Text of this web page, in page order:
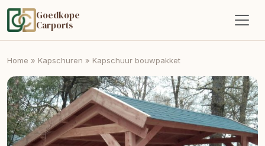
Goedkope
Carports
Home » Kapschuren » Kapschuur bouwpakket